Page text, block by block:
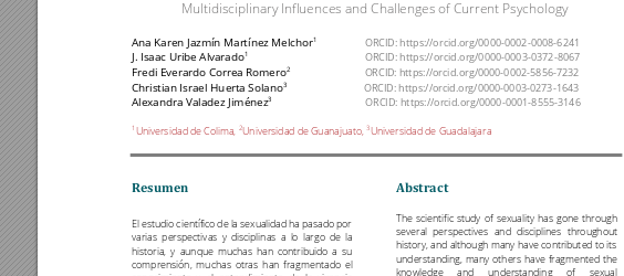
Multidisciplinary Influences and Challenges of Current Psychology
Ana Karen Jazmín Martínez Melchor1 ORCID: https://orcid.org/0000-0002-0008-6241
J. Isaac Uribe Alvarado1 ORCID: https://orcid.org/0000-0003-0372-8067
Fredi Everardo Correa Romero2 ORCID: https://orcid.org/0000-0002-5856-7232
Christian Israel Huerta Solano3 ORCID: https://orcid.org/0000-0003-0273-1643
Alexandra Valadez J iménez3 ORCID: https://orcid.org/0000-0001-8555-3146
1 Universidad de Colima, 2Universidad de Guanajuato, 3 Universidad de Guadalajara
Resumen!
El estudio científico de la sexualidad ha pasado por
varias perspectivas y disciplinas a lo largo de la
historia, y aunque muchas han contribuido a su
comprensión, muchas otras han fragmentado el
Abstract!
The scientific study of sexuality has gone through
several perspectives and disciplines throughout
history, and although many have contributed to its
understanding, many others have fragmented the
knowledge
and understanding of
sexual